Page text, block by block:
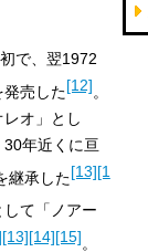
で、翌1972
売した[12]。
オ」とし
年近くに亘
継承した[13][1
て「ノアー
[13][14][15]。